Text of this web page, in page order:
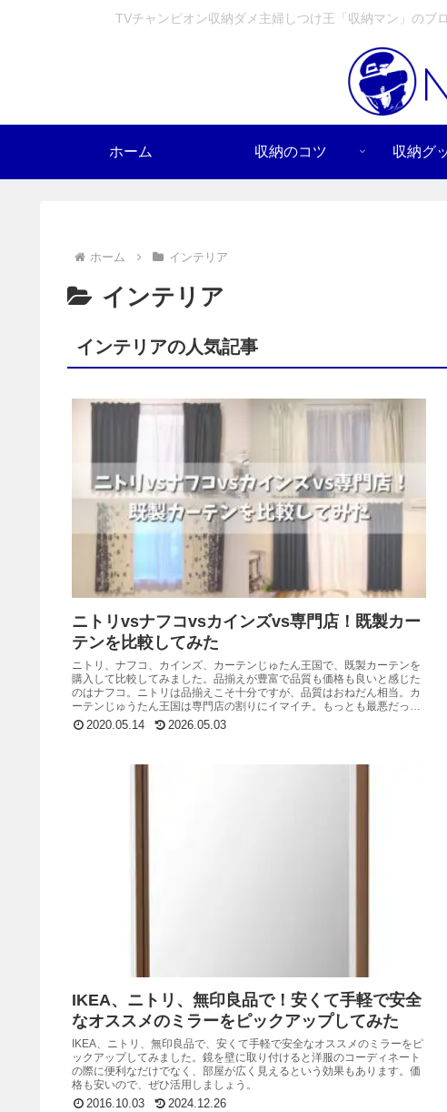
TVチャンピオン収納ダメ主婦しつけ王「収納マン」のブ
ホーム 収納のコツ 収納グ
ホーム インテリア
インテリア
インテリアの人気記事
ニトリvsナフコvsカインズvs専門店！既製カー
テンを比較してみた
ニトリ、ナフコ、カインズ、カーテンじゅたん王国で、既製カーテンを
購入して比較してみました。品揃えが豊富で品質も価格も良いと感じた
のはナフコ。ニトリは品揃えこそ十分ですが、品質はおねだん相当。カ
ーテンじゅうたん王国は専門店の割りにイマイチ。もっとも最悪だった
のはカインズでした。
2020.05.14 2026.05.03
IKEA、ニトリ、無印良品で！安くて手軽で安全
なオススメのミラーをピックアップしてみた
IKEA、ニトリ、無印良品で、安くて手軽で安全なオススメのミラーをピ
ックアップしてみました。鏡を壁に取り付けると洋服のコーディネート
の際に便利なだけでなく、部屋が広く見えるという効果もあります。価
格も安いので、ぜひ活用しましょう。
2016.10.03
2024.12.26